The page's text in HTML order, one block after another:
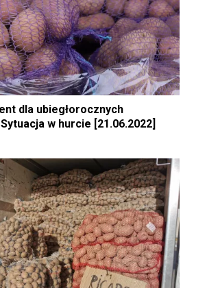
dla ubiegłorocznych
w hurcie [21.06.2022]